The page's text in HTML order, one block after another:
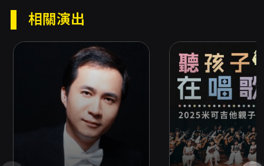
低語般親密，也能在兩人默契的互動下展現近乎
管弦樂的豐富層次。
場次與入場 - 入場時間：19:30 開放入場，演出
於 19:30 開始。請提早到場以利入座。 - 演出長
度：約 2 小時（若有中場休息將另行說明）。 -
同步錄影：本場次同步錄影，入場視為同意錄影
範圍內之畫面／聲音蒐集。 - 建議年齡：建議 7
歲以上觀眾觀賞。 - 一人一票，憑票入場。 票
務、退換與購票方式 - 票價：NT$1,000、
NT$1,200、NT$1,500、NT$2,000。 - 折
相關演出